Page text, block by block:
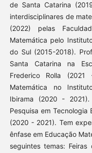
de Santa Catarina
interdisciplinares de
(2022) pelas
Matemática pelo
do Sul (2015-2018).
Santa Catarina na
Frederico Rolla
Matemática no
Ibirama (2020 -
Pesquisa em Tecnologia
(2020 - 2021). Tem
ênfase em Educação
seguintes temas: